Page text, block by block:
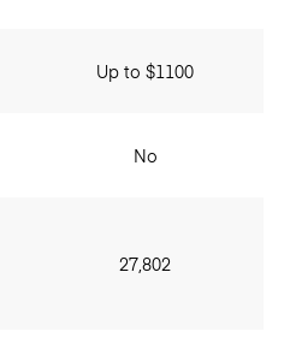
Up to $1100
No
27,802